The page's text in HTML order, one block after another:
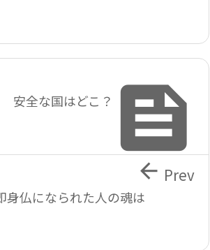

安全な国はどこ？
身仏になられた人の魂は
 Prev